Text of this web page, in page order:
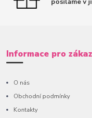
Informace pro
O nás
Obchodní podmínky
Kontakty